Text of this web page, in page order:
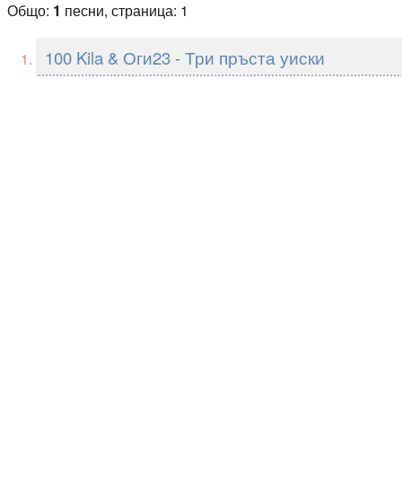
Общо: 1 песни, страница: 1
100 Kila & Оги23 - Три пръста уиски